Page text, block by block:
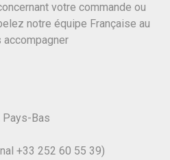
votre commande ou
notre équipe Française au
accompagner
Pays-Bas
+33 252 60 55 39)